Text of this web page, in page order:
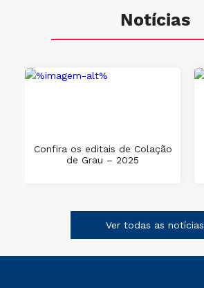
Notícias
Confira os editais de Colação
de Grau – 2025
Ver todas as notícias